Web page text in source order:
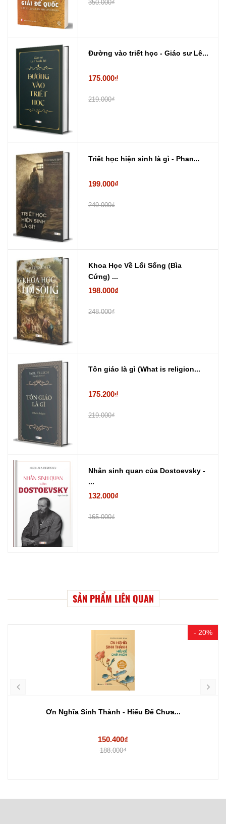
350.000₫
Đường vào triết học - Giáo sư Lê...
175.000₫
219.000₫
Triết học hiện sinh là gì - Phan...
199.000₫
249.000₫
Khoa Học Về Lối Sống (Bìa
Cứng) ...
198.000₫
248.000₫
Tôn giáo là gì (What is religion...
175.200₫
219.000₫
Nhân sinh quan của Dostoevsky -
...
132.000₫
165.000₫
SẢN PHẨM LIÊN QUAN
- 20%
Ơn Nghĩa Sinh Thành - Hiểu Để Chưa...
150.400₫
188.000₫